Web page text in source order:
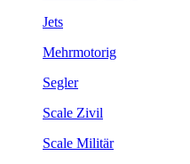
Jets
Mehrmotorig
Segler
Scale Zivil
Scale Militär